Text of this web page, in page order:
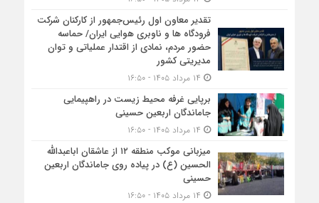
تقدیر معاون اول رئیس‌جمهور از کارکنان شرکت
فرودگاه ها و ناوبری هوایی ایران/ حماسه
حضور مردم، نمادی از اقتدار عملیاتی و توان
مدیریتی کشور
برپایی غرفه محیط زیست در راهپیمایی
جاماندگان اربعین حسینی
میزبانی موکب منطقه ۱۲ از عاشقان اباعبدالله
الحسین (ع) در پیاده روی جاماندگان اربعین
حسینی